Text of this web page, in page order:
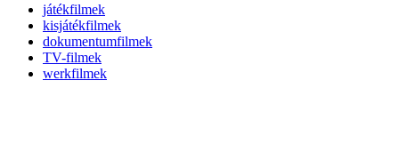
játékfilmek
kisjátékfilmek
dokumentumfilmek
TV-filmek
werkfilmek